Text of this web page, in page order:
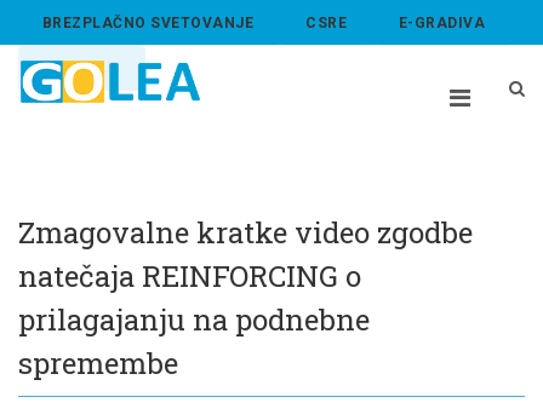
BREZPLAČNO SVETOVANJE CSRE E-GRADIVA
ABOUT US
Zmagovalne kratke video zgodbe
natečaja REINFORCING o
prilagajanju na podnebne
spremembe